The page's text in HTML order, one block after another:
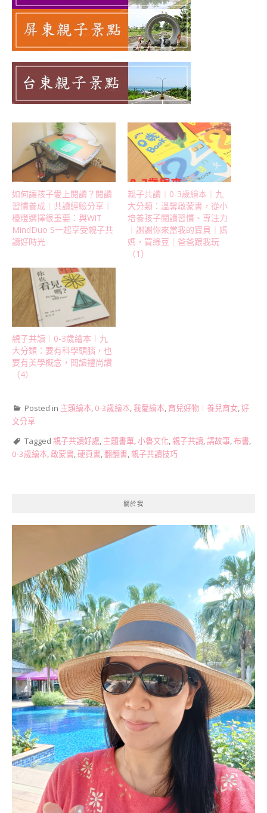
如何讓孩子愛上閱讀？閱讀
習慣養成︱共讀經驗分享︱
檯燈選擇很重要：與WiT
MindDuo S一起享受親子共
讀好時光
親子共讀︱0-3歲繪本︱九
大分類：溫馨啟蒙書，從小
培養孩子閱讀習慣、專注力
︱謝謝你來當我的寶貝︱媽
媽，買綠豆︱爸爸跟我玩
（1）
親子共讀︱0-3歲繪本︱九
大分類：要有科學頭腦，也
要有美學概念，閱讀禮尚讚
（4）
Posted in 主題繪本, 0-3歲繪本,我愛繪本, 育兒好物︱養兒育女,好
文分享
Tagged 親子共讀好處, 主題書單,小魯文化,親子共讀,講故事,布書,
0-3歲繪本,啟蒙書,硬頁書,翻翻書,親子共讀技巧
關於我